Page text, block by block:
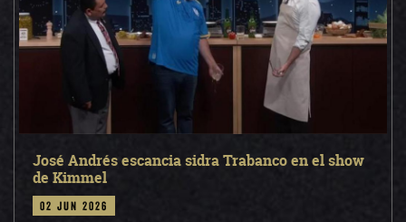
José Andrés escancia sidra Trabanco en el show
de Kimmel
02 jun 2026